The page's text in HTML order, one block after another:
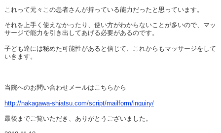
これって元々この患者さんが持っている能力だったと思っています。
それを上手く使えなかったり、使い方がわからないことが多いので、マッ
サージで能力を引き出してあげる必要があるのです。
子ども達には秘めた可能性があると信じて、これからもマッサージをして
いきます。
当院へのお問い合わせメールはこちらから
http://nakagawa-shiatsu.com/script/mailform/inquiry/
最後までご覧いただき、ありがとうございました。